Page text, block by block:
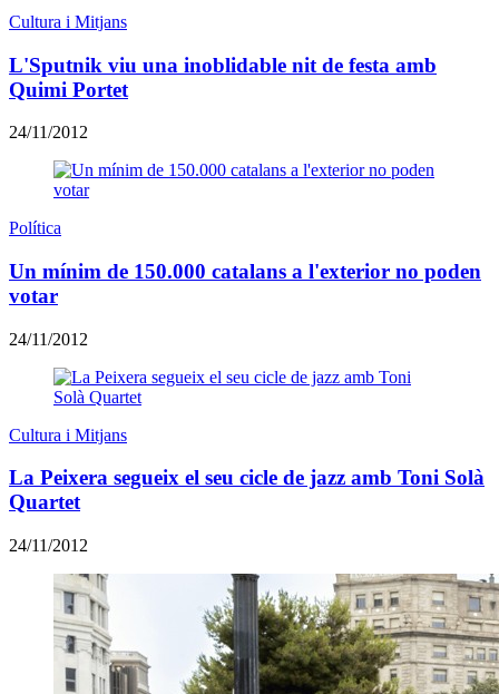
Cultura i Mitjans
L'Sputnik viu una inoblidable nit de festa amb
Quimi Portet
24/11/2012
Política
Un mínim de 150.000 catalans a l'exterior no poden
votar
24/11/2012
Cultura i Mitjans
La Peixera segueix el seu cicle de jazz amb Toni Solà
Quartet
24/11/2012